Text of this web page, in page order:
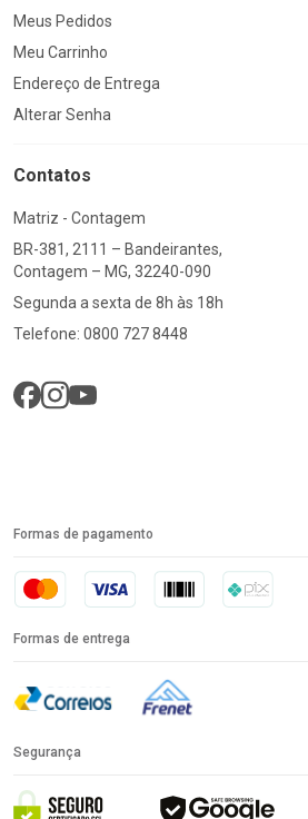
Meus Pedidos
Meu Carrinho
Endereço de Entrega
Alterar Senha
Contatos
Matriz - Contagem
BR-381, 2111 – Bandeirantes,
Contagem – MG, 32240-090
Segunda a sexta de 8h às 18h
Telefone: 0800 727 8448
Formas de pagamento
Formas de entrega
Segurança